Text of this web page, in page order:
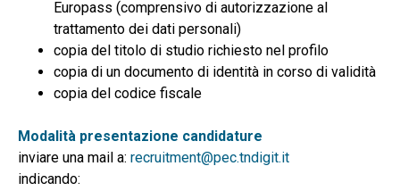
Europass (comprensivo di autorizzazione al
trattamento dei dati personali)
copia del titolo di studio richiesto nel profilo
copia di un documento di identità in corso di validità
copia del codice fiscale
Modalità presentazione candidature
inviare una mail a: recruitment@pec.tndigit.it
indicando: